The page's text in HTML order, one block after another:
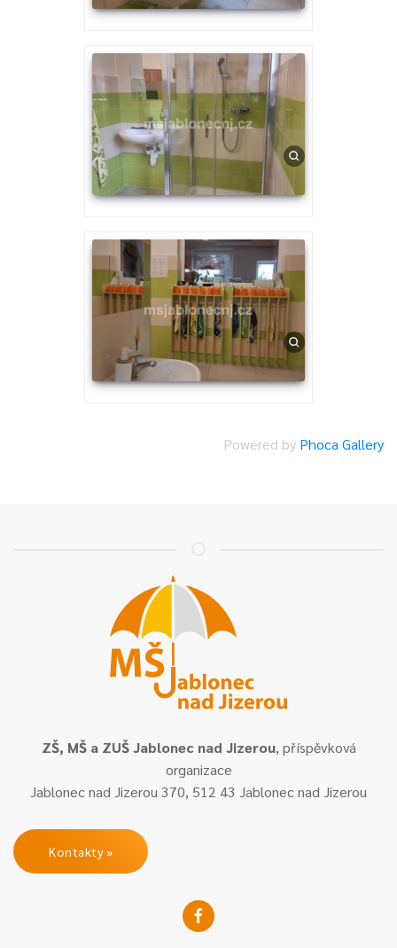
Powered by Phoca Gallery
ZŠ, MŠ a ZUŠ Jablonec nad Jizerou, příspěvková
organizace
Jablonec nad Jizerou 370, 512 43 Jablonec nad Jizerou
Kontakty »